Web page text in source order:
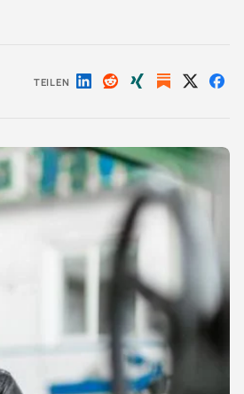
TEILEN Auf Auf Auf Auf Auf